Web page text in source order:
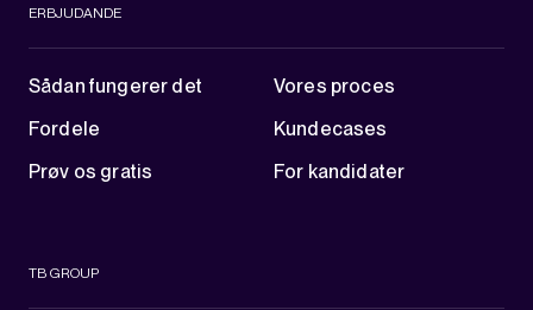
ERBJUDANDE
Sådan fungerer det
Vores proces
Fordele
Kundecases
Prøv os gratis
For kandidater
TB GROUP